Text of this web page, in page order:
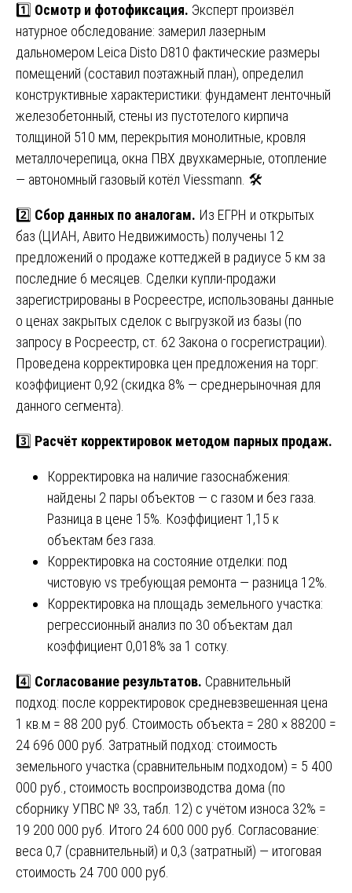
1️⃣ Осмотр и фотофиксация. Эксперт произвёл
натурное обследование: замерил лазерным
дальномером Leica Disto D810 фактические размеры
помещений (составил поэтажный план), определил
конструктивные характеристики: фундамент ленточный
железобетонный, стены из пустотелого кирпича
толщиной 510 мм, перекрытия монолитные, кровля
металлочерепица, окна ПВХ двухкамерные, отопление
— автономный газовый котёл Viessmann. 🛠️
2️⃣ Сбор данных по аналогам. Из ЕГРН и открытых
баз (ЦИАН, Авито Недвижимость) получены 12
предложений о продаже коттеджей в радиусе 5 км за
последние 6 месяцев. Сделки купли-продажи
зарегистрированы в Росреестре, использованы данные
о ценах закрытых сделок с выгрузкой из базы (по
запросу в Росреестр, ст. 62 Закона о госрегистрации).
Проведена корректировка цен предложения на торг:
коэффициент 0,92 (скидка 8% — среднерыночная для
данного сегмента).
3️⃣ Расчёт корректировок методом парных продаж.
Корректировка на наличие газоснабжения:
найдены 2 пары объектов — с газом и без газа.
Разница в цене 15%. Коэффициент 1,15 к
объектам без газа.
Корректировка на состояние отделки: под
чистовую vs требующая ремонта — разница 12%.
Корректировка на площадь земельного участка:
регрессионный анализ по 30 объектам дал
коэффициент 0,018% за 1 сотку.
4️⃣ Согласование результатов. Сравнительный
подход: после корректировок средневзвешенная цена
1 кв.м = 88 200 руб. Стоимость объекта = 280 × 88200 =
24 696 000 руб. Затратный подход: стоимость
земельного участка (сравнительным подходом) = 5 400
000 руб., стоимость воспроизводства дома (по
сборнику УПВС № 33, табл. 12) с учётом износа 32% =
19 200 000 руб. Итого 24 600 000 руб. Согласование:
веса 0,7 (сравнительный) и 0,3 (затратный) — итоговая
стоимость 24 700 000 руб.